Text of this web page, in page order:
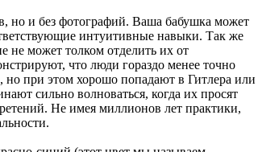
но и без фотографий. Ваша бабушка может
интуитивные навыки. Так же
не может толком отделить их от
что люди гораздо менее точно
при этом хорошо попадают в Гитлера или
сильно волноваться, когда их просят
Не имея миллионов лет практики,